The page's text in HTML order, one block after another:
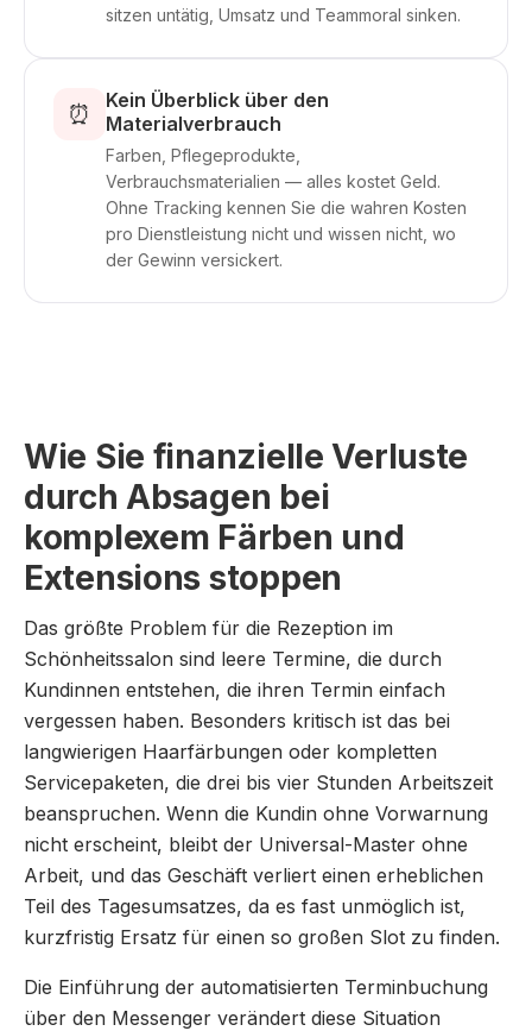
sitzen untätig, Umsatz und Teammoral sinken.
⏰
Kein Überblick über den
Materialverbrauch
Farben, Pflegeprodukte,
Verbrauchsmaterialien — alles kostet Geld.
Ohne Tracking kennen Sie die wahren Kosten
pro Dienstleistung nicht und wissen nicht, wo
der Gewinn versickert.
Wie Sie finanzielle Verluste
durch Absagen bei
komplexem Färben und
Extensions stoppen
Das größte Problem für die Rezeption im
Schönheitssalon sind leere Termine, die durch
Kundinnen entstehen, die ihren Termin einfach
vergessen haben. Besonders kritisch ist das bei
langwierigen Haarfärbungen oder kompletten
Servicepaketen, die drei bis vier Stunden Arbeitszeit
beanspruchen. Wenn die Kundin ohne Vorwarnung
nicht erscheint, bleibt der Universal-Master ohne
Arbeit, und das Geschäft verliert einen erheblichen
Teil des Tagesumsatzes, da es fast unmöglich ist,
kurzfristig Ersatz für einen so großen Slot zu finden.
Die Einführung der automatisierten Terminbuchung
über den Messenger verändert diese Situation